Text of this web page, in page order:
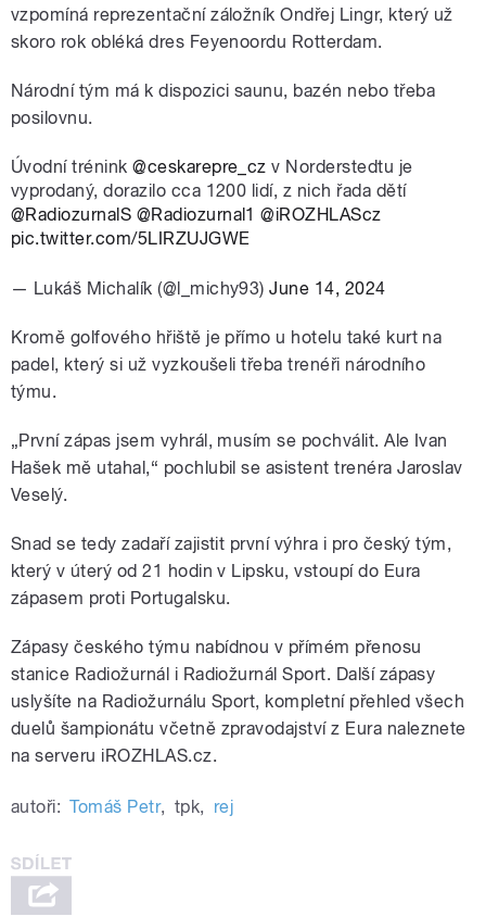
vzpomíná reprezentační záložník Ondřej Lingr, který už
skoro rok obléká dres Feyenoordu Rotterdam.
Národní tým má k dispozici saunu, bazén nebo třeba
posilovnu.
Úvodní trénink@ceskarepre_cz v Norderstedtu je
vyprodaný, dorazilo cca 1200 lidí, z nich řada dětí
@RadiozurnalS @Radiozurnal1 @iROZHLAScz
pic.twitter.com/5LIRZUJGWE
— Lukáš Michalík (@l_michy93)June 14, 2024
Kromě golfového hřiště je přímo u hotelu také kurt na
padel, který si už vyzkoušeli třeba trenéři národního
týmu.
„První zápas jsem vyhrál, musím se pochválit. Ale Ivan
Hašek mě utahal,“ pochlubil se asistent trenéra Jaroslav
Veselý.
Snad se tedy zadaří zajistit první výhra i pro český tým,
který v úterý od 21 hodin v Lipsku, vstoupí do Eura
zápasem proti Portugalsku.
Zápasy českého týmu nabídnou v přímém přenosu
stanice Radiožurnál i Radiožurnál Sport. Další zápasy
uslyšíte na Radiožurnálu Sport, kompletní přehled všech
duelů šampionátu včetně zpravodajství z Eura naleznete
na serveru iROZHLAS.cz.
autoři: Tomáš Petr, tpk, rej